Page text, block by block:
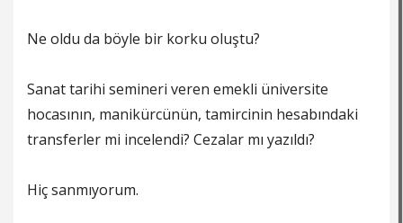
Ne oldu da böyle bir korku oluştu?
Sanat tarihi semineri veren emekli üniversite
hocasının, manikürcünün, tamircinin hesabındaki
transferler mi incelendi? Cezalar mı yazıldı?
Hiç sanmıyorum.